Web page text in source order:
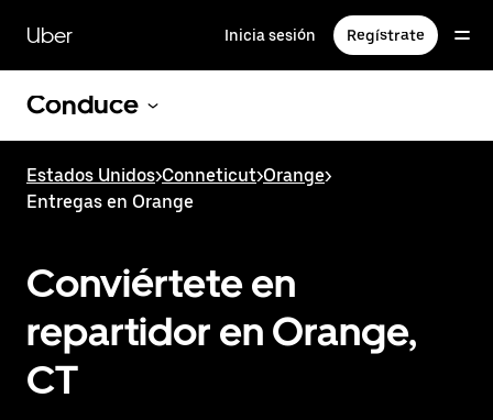
contenido
principal
Uber Inicia sesión Regístrate
Conduce
Estados Unidos>Conneticut>Orange>
Entregas en Orange
Conviértete en
repartidor en Orange,
CT